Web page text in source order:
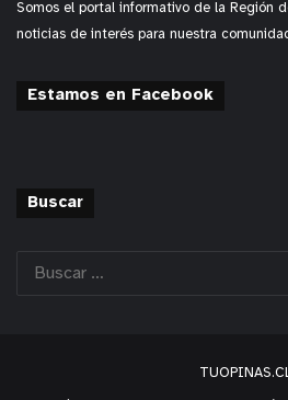
Somos el portal informativo de la Región
noticias de interés para nuestra
Estamos en Facebook
Buscar